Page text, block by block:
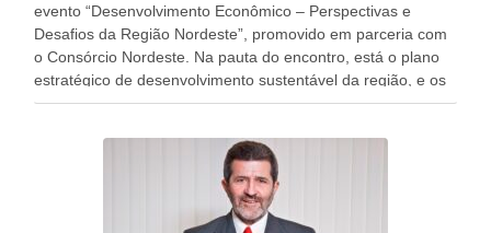
evento “Desenvolvimento Econômico – Perspectivas e
Desafios da Região Nordeste”, promovido em parceria com
o Consórcio Nordeste. Na pauta do encontro, está o plano
estratégico de desenvolvimento sustentável da região, e os
desafios para a elaboração de políticas públicas, que
evento contou com a presença do Vice-presidente Geraldo
Alckmin, que também ocupa o Ministério do
Desenvolvimento, Indústria, Comércio e Serviços, o ex
governador de Pernambuco, agora Presidente do Banco do